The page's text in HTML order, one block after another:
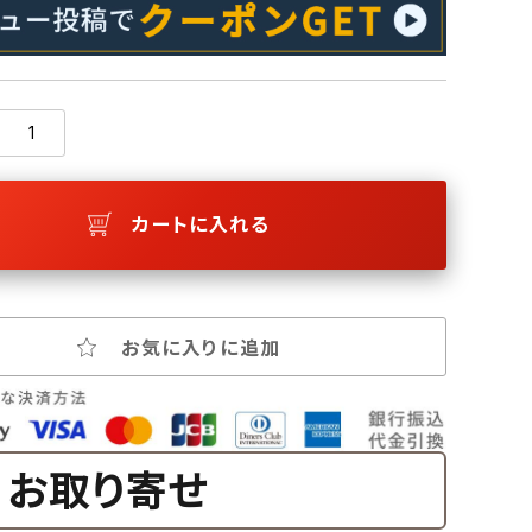
カートに入れる
お気に入りに追加
お取り寄せ